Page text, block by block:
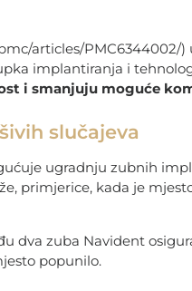
articles/PMC6344002/)
implantiranja i
i smanjuju moguće
slučajeva
ugradnju zubnih
primjerice, kada je
dva zuba Navident
popunilo.